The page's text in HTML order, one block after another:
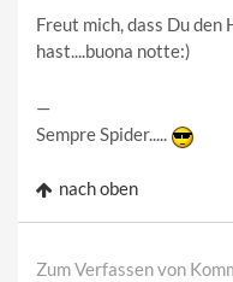
Freut mich, dass Du
hast....buona notte:)
—
Sempre Spider.....
nach oben
Zum Verfassen von